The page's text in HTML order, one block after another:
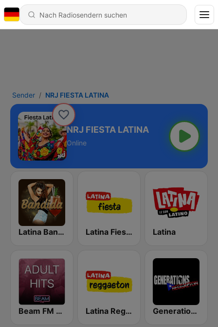
Sender NRJ FIESTA LATINA
NRJ FIESTA LATINA
Online
Latina Bandida! Latina Fiesta Latina
Beam FM - Adult Hits Latina Reggaeton Generations Reggaeton